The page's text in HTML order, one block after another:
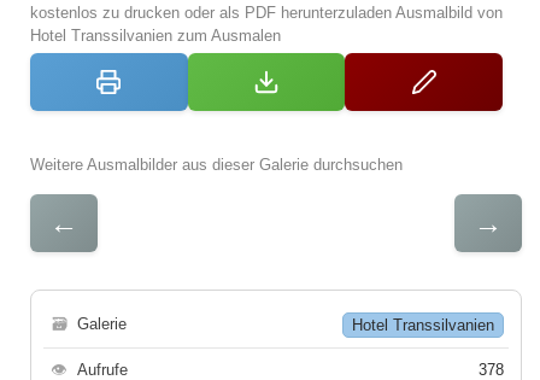
kostenlos zu drucken oder als PDF herunterzuladen Ausmalbild von
Hotel Transsilvanien zum Ausmalen
Weitere Ausmalbilder aus dieser Galerie durchsuchen
← →
🗃 Galerie Hotel Transsilvanien
👁 Aufrufe 378